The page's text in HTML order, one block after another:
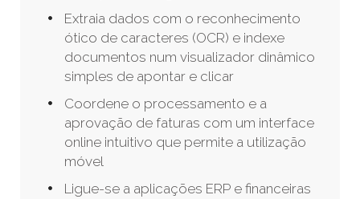
Extraia dados com o reconhecimento
ótico de caracteres (OCR) e indexe
documentos num visualizador dinâmico
simples de apontar e clicar
Coordene o processamento e a
aprovação de faturas com um interface
online intuitivo que permite a utilização
móvel
Ligue-se a aplicações ERP e financeiras